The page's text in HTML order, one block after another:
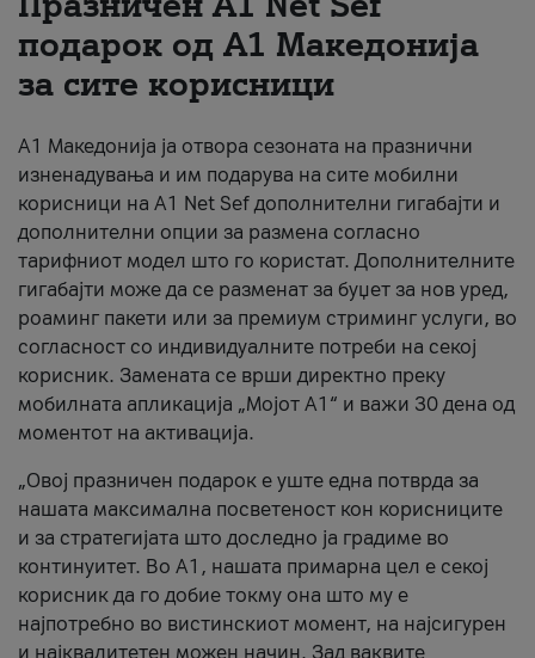
За нас
#ПодобарОнлајн
подарок од А1 Македонија
за сите корисници
А1 Македонија ја отвора сезоната на празнични
изненадувања и им подарува на сите мобилни
корисници на A1 Net Sef дополнителни гигабајти и
дополнителни опции за размена согласно
тарифниот модел што го користат. Дополнителните
гигабајти може да се разменат за буџет за нов уред,
роаминг пакети или за премиум стриминг услуги, во
согласност со индивидуалните потреби на секој
корисник. Замената се врши директно преку
мобилната апликација „Мојот А1“ и важи 30 дена од
моментот на активација.
„Овој празничен подарок е уште една потврда за
нашата максимална посветеност кон корисниците
и за стратегијата што доследно ја градиме во
континуитет. Во А1, нашата примарна цел е секој
корисник да го добие токму она што му е
најпотребно во вистинскиот момент, на најсигурен
и најквалитетен можен начин. Зад ваквите